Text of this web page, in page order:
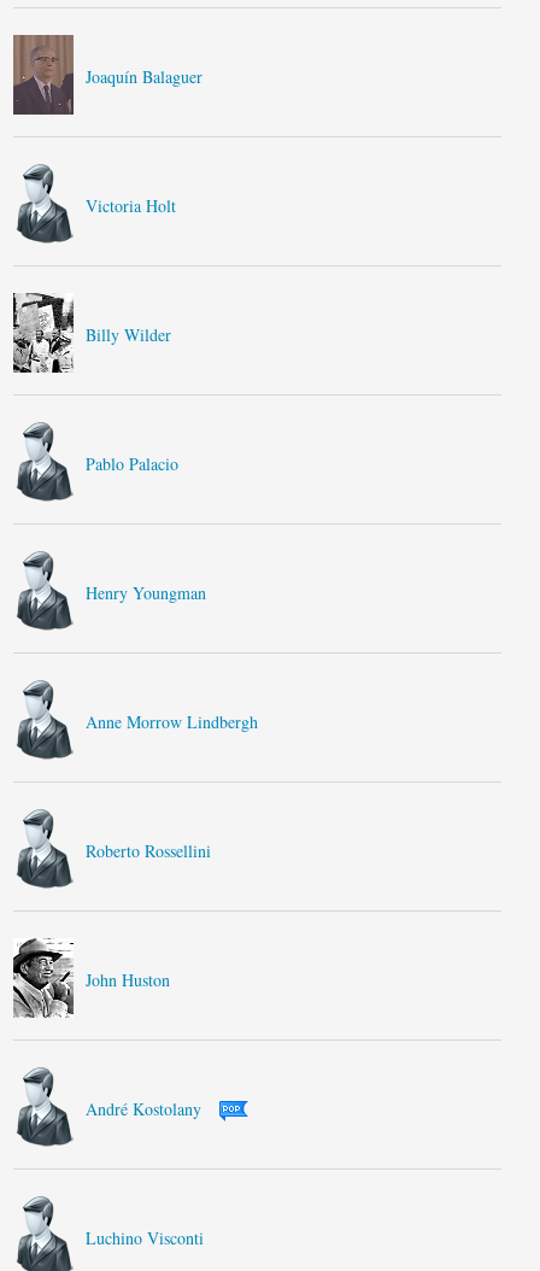
Joaquín Balaguer
Victoria Holt
Billy Wilder
Pablo Palacio
Henry Youngman
Anne Morrow Lindbergh
Roberto Rossellini
John Huston
André Kostolany
Luchino Visconti